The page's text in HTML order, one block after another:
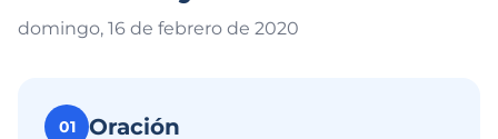
domingo, 16 de febrero de 2020
01 Oración